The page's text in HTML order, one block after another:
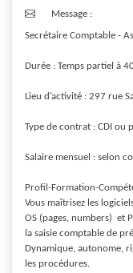
Message :
Secrétaire Comptable -
Durée : Temps partiel à
Lieu d’activité : 297 rue
Type de contrat : CDI ou
Salaire mensuel : selon
Profil-Formation-
Vous maîtrisez les
OS (pages, numbers)  et
la saisie comptable de
Dynamique, autonome,
les procédures.